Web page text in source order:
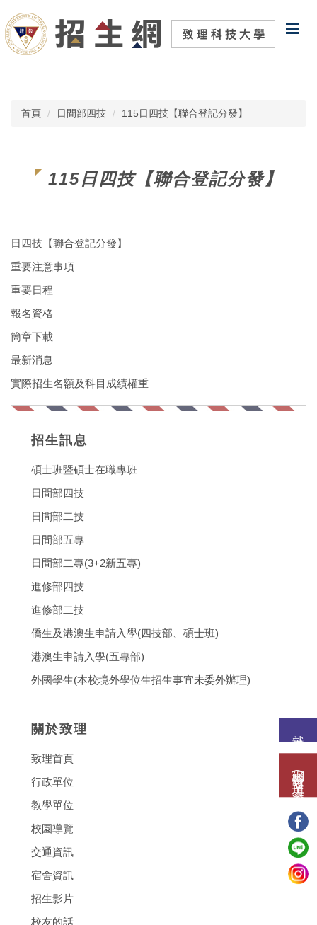
到
主
要
網路報名(填表)系統
首頁 日間部四技 115日四技【聯合登記分發】
115日四技【聯合登記分發】
日四技【聯合登記分發】
重要注意事項
重要日程
報名資格
簡章下載
最新消息
實際招生名額及科目成績權重
招生訊息
碩士班暨碩士在職專班
日間部四技
日間部二技
日間部五專
日間部二專(3+2新五專)
進修部四技
進修部二技
僑生及港澳生申請入學(四技部、碩士班)
港澳生申請入學(五專部)
外國學生(本校境外學位生招生事宜未委外辦理)
關於致理
致理首頁
行政單位
教學單位
校園導覽
交通資訊
宿舍資訊
招生影片
校友的話